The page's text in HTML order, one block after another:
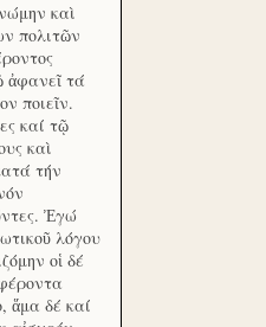
καὶ
πολιτῶν
ἀφανεῖ τά
ποιεῖν.
καί τῷ
καὶ
τήν
Ἐγώ
λόγου
οἱ δέ
ἅμα δέ καί